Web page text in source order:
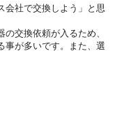
会社で交換しよう」と思
交換依頼が入るため、
事が多いです。また、選